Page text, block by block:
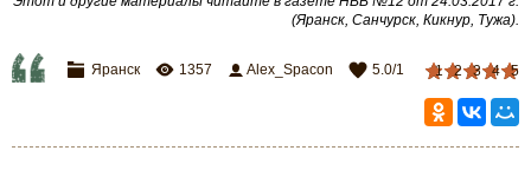
(Яранск, Санчурск, Кикнур, Тужа)
1 2 3 4 5
Яранск 1357 Alex_Spacon 5.0/1